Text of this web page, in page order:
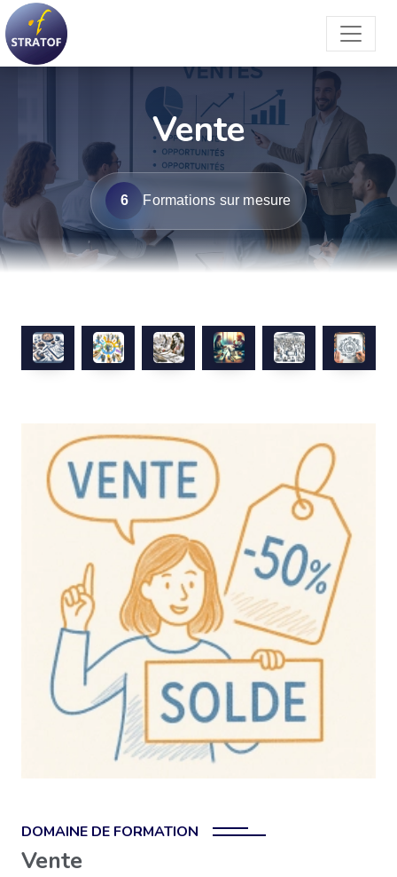
Vente
6 Formations sur mesure
DOMAINE DE FORMATION
Vente